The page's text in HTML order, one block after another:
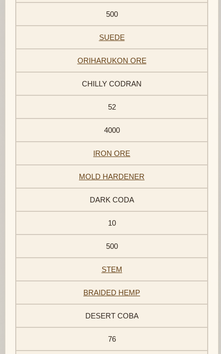
500
SUEDE
ORIHARUKON ORE
CHILLY CODRAN
52
4000
IRON ORE
MOLD HARDENER
DARK CODA
10
500
STEM
BRAIDED HEMP
DESERT COBA
76